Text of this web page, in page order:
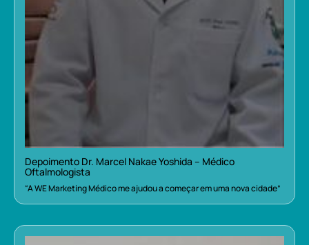
Depoimento Dr. Marcel Nakae Yoshida – Médico
Oftalmologista
“A WE Marketing Médico me ajudou a começar em uma nova cidade”